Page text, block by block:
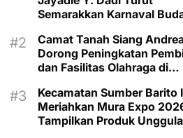
Semarakkan Karnaval
Camat Tanah Siang
Dorong Peningkatan
dan Fasilitas Olahraga di
Kecamatan Sumber Barito
Meriahkan Mura Expo
Tampilkan Produk